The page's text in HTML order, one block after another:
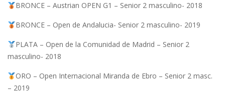
BRONCE – Austrian OPEN G1 – Senior 2 masculino- 2018
BRONCE – Open de Andalucia- Senior 2 masculino- 2019
PLATA – Open de la Comunidad de Madrid – Senior 2
masculino- 2018
ORO – Open Internacional Miranda de Ebro – Senior 2 masc.
– 2019